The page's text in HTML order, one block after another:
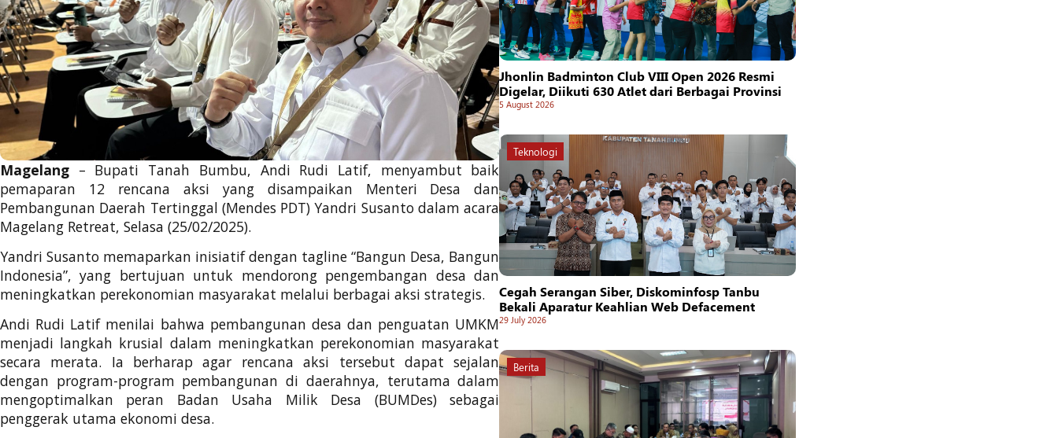
Magelang – Bupati Tanah Bumbu, Andi Rudi Latif, menyambut baik
pemaparan 12 rencana aksi yang disampaikan Menteri Desa dan
Pembangunan Daerah Tertinggal (Mendes PDT) Yandri Susanto dalam acara
Magelang Retreat, Selasa (25/02/2025).
Yandri Susanto memaparkan inisiatif dengan tagline “Bangun Desa, Bangun
Indonesia”, yang bertujuan untuk mendorong pengembangan desa dan
meningkatkan perekonomian masyarakat melalui berbagai aksi strategis.
Andi Rudi Latif menilai bahwa pembangunan desa dan penguatan UMKM
menjadi langkah krusial dalam meningkatkan perekonomian masyarakat
secara merata. Ia berharap agar rencana aksi tersebut dapat sejalan
dengan program-program pembangunan di daerahnya, terutama dalam
mengoptimalkan peran Badan Usaha Milik Desa (BUMDes) sebagai
penggerak utama ekonomi desa.
Jhonlin Badminton Club VIII Open 2026 Resmi
Digelar, Diikuti 630 Atlet dari Berbagai Provinsi
5 August 2026
Teknologi
Cegah Serangan Siber, Diskominfosp Tanbu
Bekali Aparatur Keahlian Web Defacement
29 July 2026
Berita